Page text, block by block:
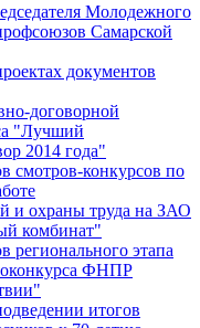
Молодежного
Самарской
документов
договорной
"Лучший
2014 года"
смотров-конкурсов по
и охраны труда на ЗАО
комбинат"
регионального этапа
ФНПР
итогов